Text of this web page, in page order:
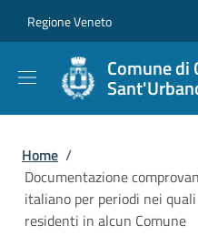
Regione Veneto
Comune di
Briciole di pane
Home /
Documentazione
italiano per periodi nei
residenti in alcun Comune